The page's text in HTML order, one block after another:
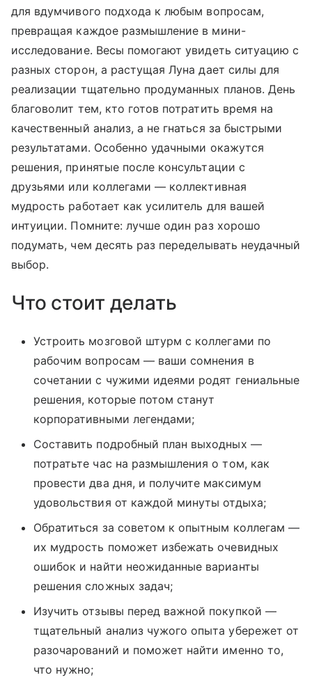
для вдумчивого подхода к любым вопросам,
превращая каждое размышление в мини-
исследование. Весы помогают увидеть ситуацию с
разных сторон, а растущая Луна дает силы для
реализации тщательно продуманных планов. День
благоволит тем, кто готов потратить время на
качественный анализ, а не гнаться за быстрыми
результатами. Особенно удачными окажутся
решения, принятые после консультации с
друзьями или коллегами — коллективная
мудрость работает как усилитель для вашей
интуиции. Помните: лучше один раз хорошо
подумать, чем десять раз переделывать неудачный
выбор.
Что стоит делать
Устроить мозговой штурм с коллегами по
рабочим вопросам — ваши сомнения в
сочетании с чужими идеями родят гениальные
решения, которые потом станут
корпоративными легендами;
Составить подробный план выходных —
потратьте час на размышления о том, как
провести два дня, и получите максимум
удовольствия от каждой минуты отдыха;
Обратиться за советом к опытным коллегам —
их мудрость поможет избежать очевидных
ошибок и найти неожиданные варианты
решения сложных задач;
Изучить отзывы перед важной покупкой —
тщательный анализ чужого опыта убережет от
разочарований и поможет найти именно то,
что нужно;